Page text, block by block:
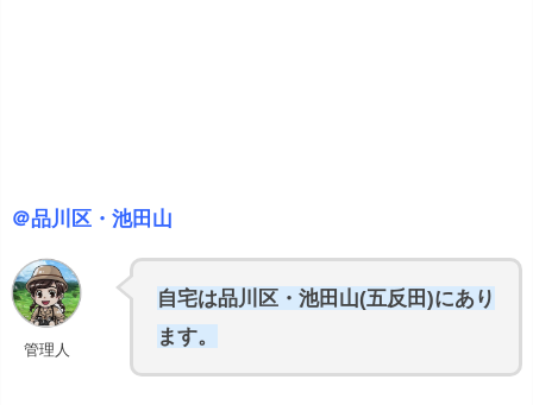
＠品川区・池田山
管理人
自宅は品川区・池田山(五反田)にあり
ます。